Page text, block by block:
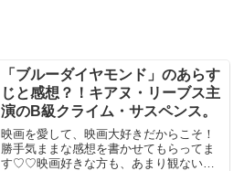
「ブルーダイヤモンド」のあらす
じと感想？！キアヌ・リーブス主
演のB級クライム・サスペンス。
映画を愛して、映画大好きだからこそ！
勝手気ままな感想を書かせてもらってま
す♡♡映画好きな方も、あまり観ない方